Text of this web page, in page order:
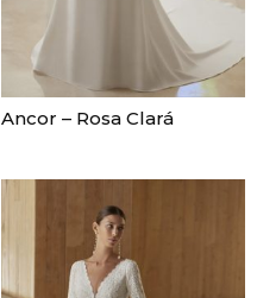
Ancor – Rosa Clará